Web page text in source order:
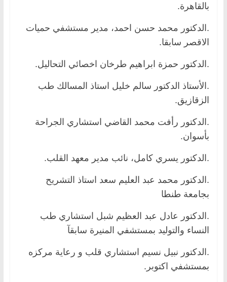
بالقاهرة.
.الدكتور محمد حسن احمد، مدير مستشفي حميات
الاقصر سابقا.
.الدكتور حمزة ابراهيم طرخان اخصائي التحاليل.
.الأستاذ الدكتور سالم خليل استاذ المسالك طب
الزقازيق.
.الدكتور رأفت محمد القاضي استشاري الجراحة
بأسوان.
.الدكتور يسري كامل، نائب مدير معهد القلب.
.الدكتور محمد عبد العليم سعد استاذ التشريح
بجامعة طنطا
.الدكتور عادل عبد العظيم شبل استشاري طب
النساء والتوليد بمستشفي المنيرة سابقآ
.الدكتور نبيل نسيم استشاري قلب و رعاية مركزه
بمستشفي اكتوبر.